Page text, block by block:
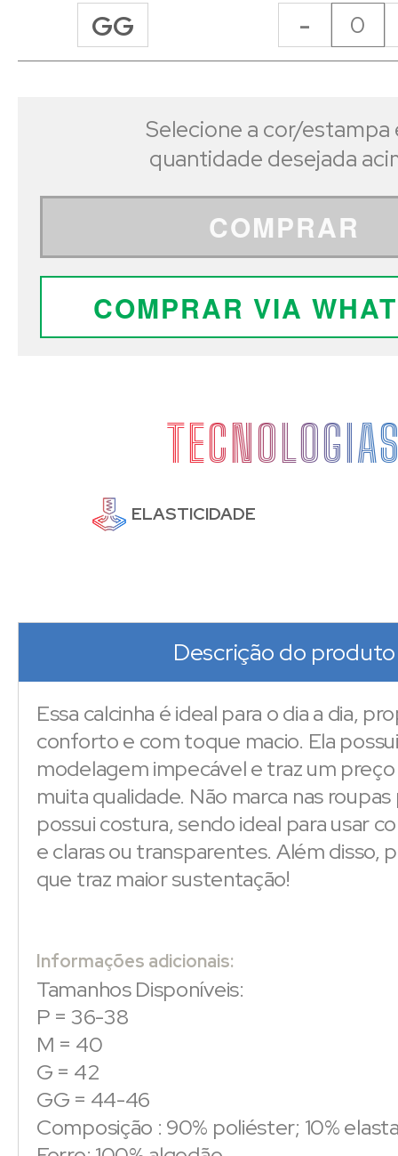
GG -
Selecione a cor/estampa
quantidade desejada
COMPRAR
COMPRAR VIA
ELASTICIDADE
Descrição do produto
Essa calcinha é ideal para o dia a dia,
conforto e com toque macio. Ela
modelagem impecável e traz um
muita qualidade. Não marca nas roupas
possui costura, sendo ideal para usar
e claras ou transparentes. Além disso,
que traz maior sustentação!
Informações adicionais:
Tamanhos Disponíveis:
P = 36-38
M = 40
G = 42
GG = 44-46
Composição : 90% poliéster; 10%